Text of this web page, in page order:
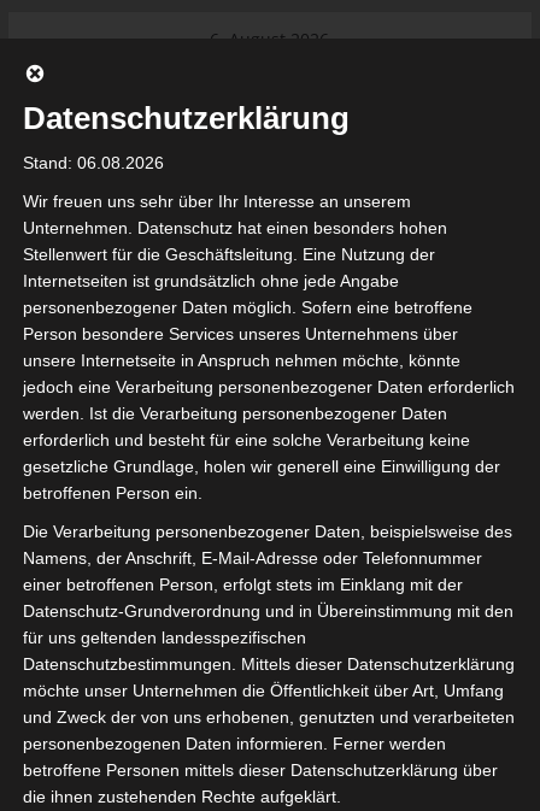
6. August 2026
beginnt am 22. und 23. August
2026 (Update)
Meisterschaft an
Ligue 1 Pro: Spielplan der ersten 15
Spieltage der Saison 2026/2027
Ligue 2 Pro Tunesien 2026/2027 –
Saison beginnt am am 19./20.
September 2026
Internationaler Sportgerichtshof
lehnt Eilverfahren ab – AS Soliman
steuert auf die Ligue 2 zu
tunesienfussball.de
Tunesien Ligafußball
von Google Adsense (Google Ireland Limited, Gordon House, Barrow
Ireland) benötigen wir laut DSGVO Ihre Zustimmung. Es werden seitens
Daten erhoben, verarbeitet und gespeichert. Welche Daten genau
bitte den Datenschutzbedingungen.
Google Adsenseist deaktiviert. ✓ Erlauben Datenschutzbedingungen
Sie befinden sich hier:Startseite»Espérance Sportive
de Tunis (EST) – Étoile Sportive du Sahel Sousse (ESS)
Datenschutzerklärung
Stand: 06.08.2026
Wir freuen uns sehr über Ihr Interesse an unserem
Unternehmen. Datenschutz hat einen besonders hohen
Stellenwert für die Geschäftsleitung. Eine Nutzung der
Internetseiten ist grundsätzlich ohne jede Angabe
personenbezogener Daten möglich. Sofern eine betroffene
Person besondere Services unseres Unternehmens über
unsere Internetseite in Anspruch nehmen möchte, könnte
jedoch eine Verarbeitung personenbezogener Daten erforderlich
werden. Ist die Verarbeitung personenbezogener Daten
erforderlich und besteht für eine solche Verarbeitung keine
gesetzliche Grundlage, holen wir generell eine Einwilligung der
betroffenen Person ein.
Die Verarbeitung personenbezogener Daten, beispielsweise des
Namens, der Anschrift, E-Mail-Adresse oder Telefonnummer
einer betroffenen Person, erfolgt stets im Einklang mit der
Datenschutz-Grundverordnung und in Übereinstimmung mit den
für uns geltenden landesspezifischen
Datenschutzbestimmungen. Mittels dieser Datenschutzerklärung
möchte unser Unternehmen die Öffentlichkeit über Art, Umfang
und Zweck der von uns erhobenen, genutzten und verarbeiteten
personenbezogenen Daten informieren. Ferner werden
betroffene Personen mittels dieser Datenschutzerklärung über
die ihnen zustehenden Rechte aufgeklärt.